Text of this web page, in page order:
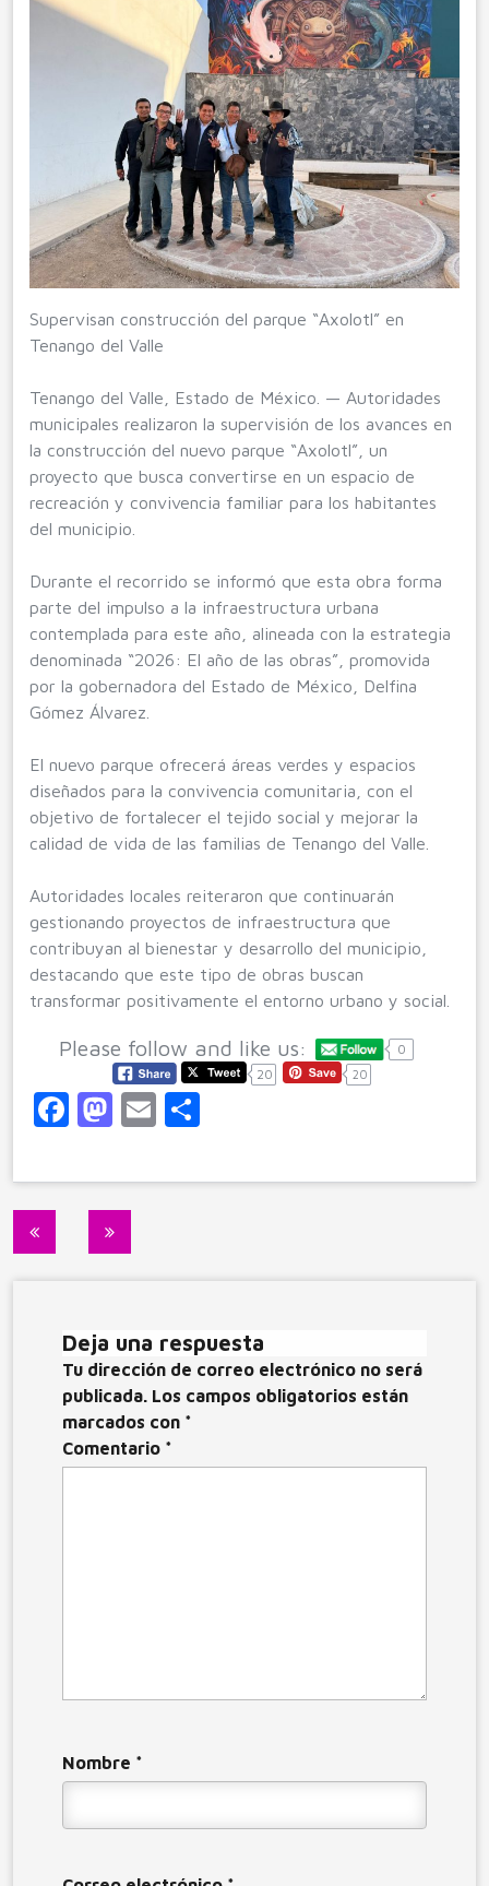
Supervisan construcción del parque “Axolotl” en
Tenango del Valle
Tenango del Valle, Estado de México. — Autoridades
municipales realizaron la supervisión de los avances en
la construcción del nuevo parque “Axolotl”, un
proyecto que busca convertirse en un espacio de
recreación y convivencia familiar para los habitantes
del municipio.
Durante el recorrido se informó que esta obra forma
parte del impulso a la infraestructura urbana
contemplada para este año, alineada con la estrategia
denominada “2026: El año de las obras”, promovida
por la gobernadora del Estado de México, Delfina
Gómez Álvarez.
El nuevo parque ofrecerá áreas verdes y espacios
diseñados para la convivencia comunitaria, con el
objetivo de fortalecer el tejido social y mejorar la
calidad de vida de las familias de Tenango del Valle.
Autoridades locales reiteraron que continuarán
gestionando proyectos de infraestructura que
contribuyan al bienestar y desarrollo del municipio,
destacando que este tipo de obras buscan
transformar positivamente el entorno urbano y social.
Please follow and like us:
0
20
20
F
c
b
k
M
st
o
d
E
ai m
Navegación
Deja una respuesta
Tu dirección de correo electrónico no será
publicada. Los campos obligatorios están
marcados con *
Comentario *
Nombre *